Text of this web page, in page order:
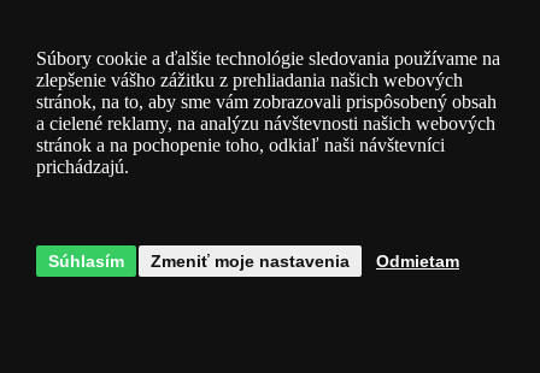
Parametre produktu
Dostupnosť
Obvykle do 14 dní
Materiál
kov
Patice filtr
Šírka [mm]
150
Výška [mm]
245
Súbory cookie a ďalšie technológie sledovania používame na
zlepšenie vášho zážitku z prehliadania našich webových
stránok, na to, aby sme vám zobrazovali prispôsobený obsah
a cielené reklamy, na analýzu návštevnosti našich webových
stránok a na pochopenie toho, odkiaľ naši návštevníci
prichádzajú.
Súhlasím Zmeniť moje nastavenia Odmietam